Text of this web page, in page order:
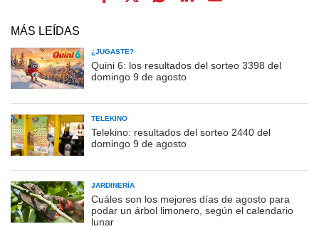
MÁS LEÍDAS
¿JUGASTE?
Quini 6: los resultados del sorteo 3398 del
domingo 9 de agosto
TELEKINO
Telekino: resultados del sorteo 2440 del
domingo 9 de agosto
JARDINERÍA
Cuáles son los mejores días de agosto para
podar un árbol limonero, según el calendario
lunar